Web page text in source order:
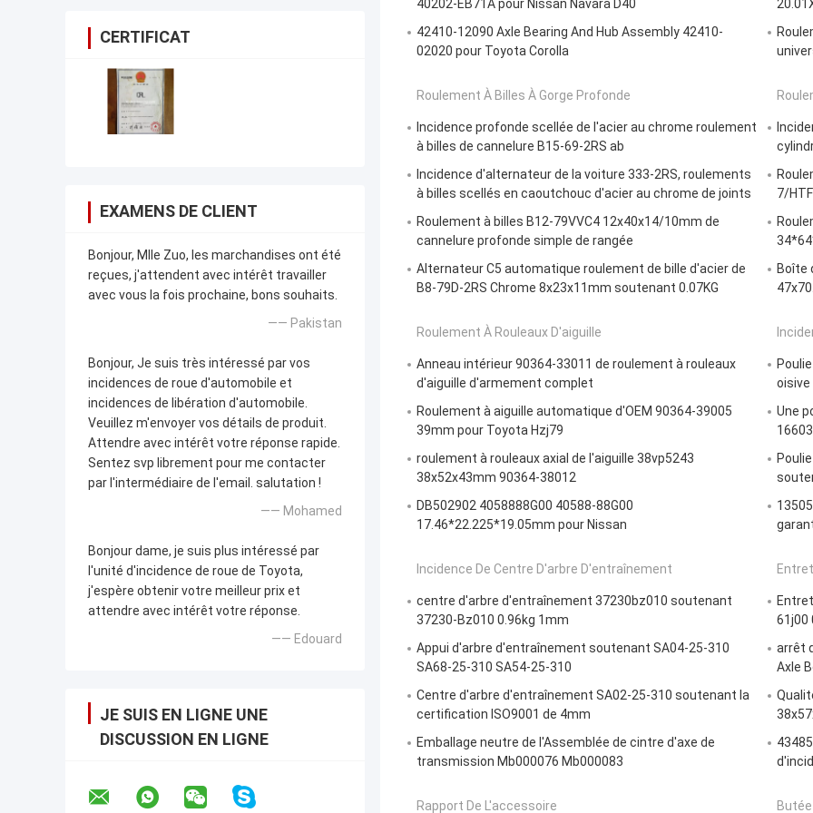
CERTIFICAT
EXAMENS DE CLIENT
Bonjour, Mlle Zuo, les marchandises ont été
reçues, j'attendent avec intérêt travailler
avec vous la fois prochaine, bons souhaits.
—— Pakistan
Bonjour, Je suis très intéressé par vos
incidences de roue d'automobile et
incidences de libération d'automobile.
Veuillez m'envoyer vos détails de produit.
Attendre avec intérêt votre réponse rapide.
Sentez svp librement pour me contacter
par l'intermédiaire de l'email. salutation !
—— Mohamed
Bonjour dame, je suis plus intéressé par
l'unité d'incidence de roue de Toyota,
j'espère obtenir votre meilleur prix et
attendre avec intérêt votre réponse.
—— Edouard
JE SUIS EN LIGNE UNE
DISCUSSION EN LIGNE
40202-EB71A pour Nissan Navara D40
42410-12090 Axle Bearing And Hub Assembly 42410-
02020 pour Toyota Corolla
Roulement À Billes À Gorge Profonde
Incidence profonde scellée de l'acier au chrome roulement
à billes de cannelure B15-69-2RS ab
Incidence d'alternateur de la voiture 333-2RS, roulements
à billes scellés en caoutchouc d'acier au chrome de joints
Roulement à billes B12-79VVC4 12x40x14/10mm de
cannelure profonde simple de rangée
Alternateur C5 automatique roulement de bille d'acier de
B8-79D-2RS Chrome 8x23x11mm soutenant 0.07KG
7/
Boîte
Roulement À Rouleaux D'aiguille
Anneau intérieur 90364-33011 de roulement à rouleaux
d'aiguille d'armement complet
Roulement à aiguille automatique d'OEM 90364-39005
39mm pour Toyota Hzj79
roulement à rouleaux axial de l'aiguille 38vp5243
38x52x43mm 90364-38012
DB502902 4058888G00 40588-88G00
17.46*22.225*19.05mm pour Nissan
oisive
Une
Incidence De Centre D'arbre D'entraînement
centre d'arbre d'entraînement 37230bz010 soutenant
37230-Bz010 0.96kg 1mm
Appui d'arbre d'entraînement soutenant SA04-25-310
SA68-25-310 SA54-25-310
Centre d'arbre d'entraînement SA02-25-310 soutenant la
certification ISO9001 de 4mm
Emballage neutre de l'Assemblée de cintre d'axe de
transmission Mb000076 Mb000083
61j00
arrêt
Axle
Rapport De L'accessoire